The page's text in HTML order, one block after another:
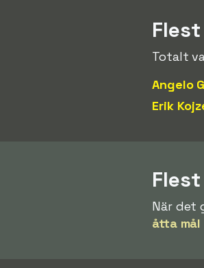
Totalt
Angelo
Erik
När det
åtta mål